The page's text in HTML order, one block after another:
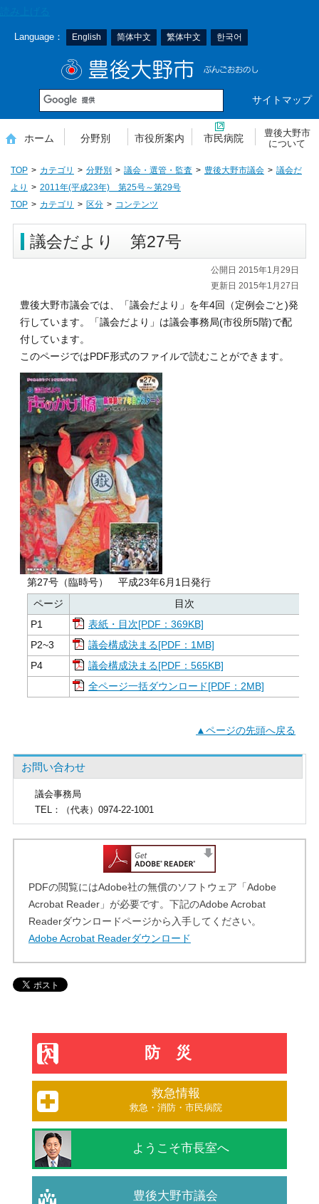
Language： English 简体中文 繁体中文 한국어
サイトマップ
ホーム 分野別 市役所案内 市民病院
豊後大野市
について
TOP カテゴリ 分野別 議会・選管・監査 豊後大野市議会
議会だ
より
2011年(平成23年) 第25号～第29号
TOP
カテゴリ 区分 コンテンツ
議会だより 第27号
公開日 2015年1月29日
更新日 2015年1月27日
豊後大野市議会では、「議会だより」を年4回（定例会ごと)発
行しています。「議会だより」は議会事務局(市役所5階)で配
付しています。
このページではPDF形式のファイルで読むことができます。
第27号（臨時号） 平成23年6月1日発行
ページ
目次
P1
表紙・目次[PDF：369KB]
P2~3
議会構成決まる[PDF：1MB]
P4
議会構成決まる[PDF：565KB]
全ページ一括ダウンロード[PDF：2MB]
▲ページの先頭へ戻る
お問い合わせ
議会事務局
TEL ：（代表）0974-22-1001
PDFの閲覧にはAdobe社の無償のソフトウェア「Adobe
Acrobat Reader」が必要です。下記のAdobe Acrobat
Readerダウンロードページから入手してください。
Adobe Acrobat Readerダウンロード
防災
救急情報
救急・消防・市民病院
ようこそ市長室へ
豊後大野市議会